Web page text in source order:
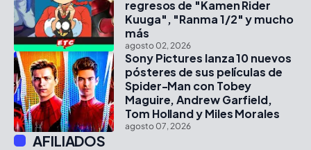
regresos de "Kamen Rider
Kuuga", "Ranma 1/2" y mucho
más
agosto 02, 2026
Sony Pictures lanza 10 nuevos
pósteres de sus películas de
Spider-Man con Tobey
Maguire, Andrew Garfield,
Tom Holland y Miles Morales
agosto 07, 2026
AFILIADOS